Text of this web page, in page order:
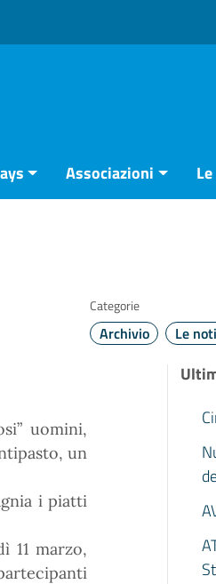
Associazioni
Categorie
Archivio Le
uomini,
un
i piatti
11 marzo,